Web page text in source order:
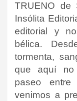
TRUENO de
Insólita
editorial y
bélica.
tormenta,
que aquí no
paseo
venimos a